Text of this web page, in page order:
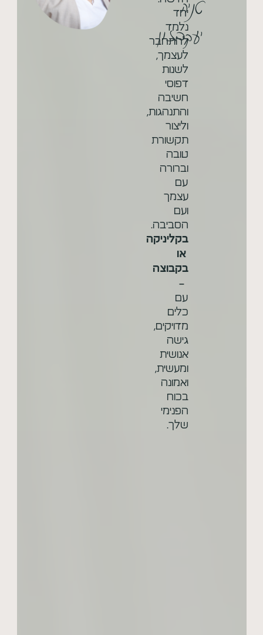
יעקבזון
יחד
נלמד
להתחבר
לעצמך,
לשנות
דפוסי
חשיבה
והתנהגות,
וליצור
תקשורת
טובה
וברורה
עם
עצמך
ועם
הסביבה.
בקליניקה
או
בקבוצה
–
עם
כלים
מדויקים,
גישה
אנושית
ומעשית,
ואמונה
בכוח
הפנימי
שלך.